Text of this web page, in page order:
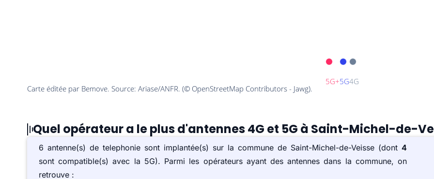
Quel opérateur a le plus d'antennes 4G et 5G à Saint-Michel-de-
6 antenne(s) de telephonie sont implantée(s) sur la commune de Saint-Michel-de-Veisse (dont 4
sont compatible(s) avec la 5G). Parmi les opérateurs ayant des antennes dans la commune, on
retrouve :